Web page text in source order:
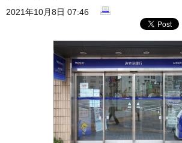
2021年10月8日 07:46